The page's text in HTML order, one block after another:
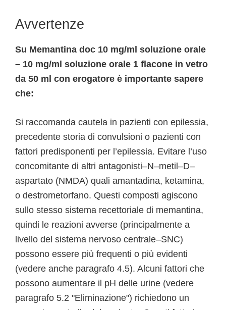
Avvertenze
Su Memantina doc 10 mg/ml soluzione orale
– 10 mg/ml soluzione orale 1 flacone in vetro
da 50 ml con erogatore è importante sapere
che:
Si raccomanda cautela in pazienti con epilessia,
precedente storia di convulsioni o pazienti con
fattori predisponenti per l’epilessia. Evitare l’uso
concomitante di altri antagonisti–N–metil–D–
aspartato (NMDA) quali amantadina, ketamina,
o destrometorfano. Questi composti agiscono
sullo stesso sistema recettoriale di memantina,
quindi le reazioni avverse (principalmente a
livello del sistema nervoso centrale–SNC)
possono essere più frequenti o più evidenti
(vedere anche paragrafo 4.5). Alcuni fattori che
possono aumentare il pH delle urine (vedere
paragrafo 5.2 "Eliminazione") richiedono un